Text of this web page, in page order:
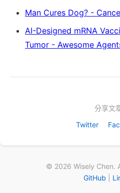
Man Cures Dog? -
AI-Designed mRNA
Tumor - Awesome
分享文
Twitter
© 2026 Wisely Chen.
GitHub